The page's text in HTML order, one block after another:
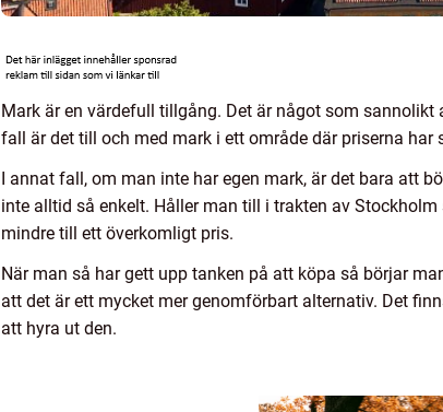
Mark är en värdefull tillgång. Det är något som
fall är det till och med mark i ett område där priserna har
I annat fall, om man inte har egen mark, är det bara att
inte alltid så enkelt. Håller man till i trakten av
mindre till ett överkomligt pris.
När man så har gett upp tanken på att köpa så börjar
att det är ett mycket mer genomförbart alternativ. Det
att hyra ut den.